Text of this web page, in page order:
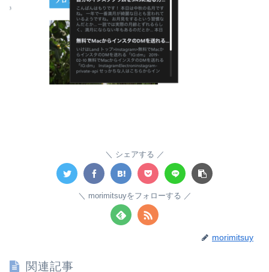
シェアする
morimitsuyをフォローする
morimitsuy
関連記事